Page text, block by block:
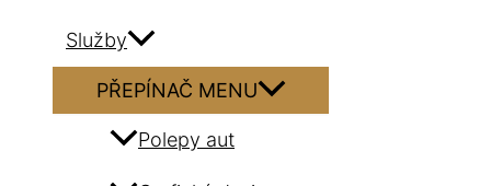
Služby
PŘEPÍNAČ MENU
Polepy aut